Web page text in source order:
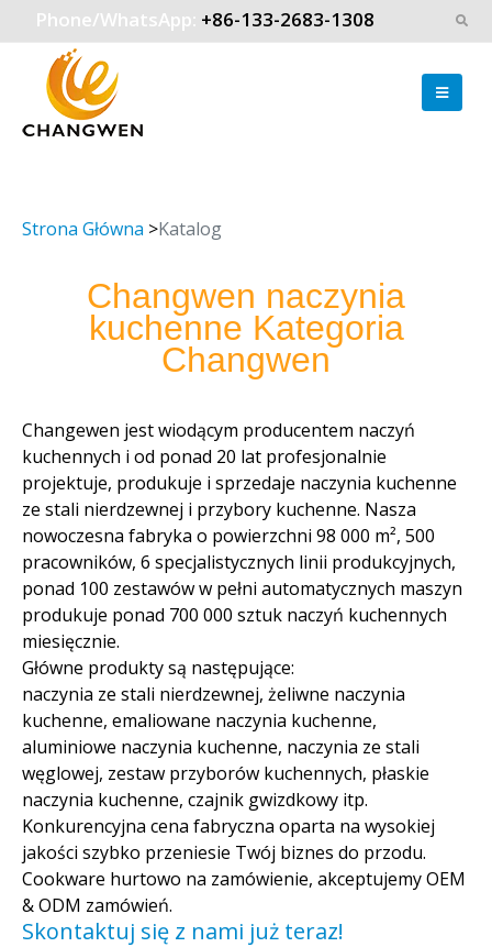
Phone/WhatsApp: +86-133-2683-1308
Strona Główna >Katalog
Changwen naczynia
kuchenne Kategoria
Changwen
Changewen jest wiodącym producentem naczyń
kuchennych i od ponad 20 lat profesjonalnie
projektuje, produkuje i sprzedaje naczynia kuchenne
ze stali nierdzewnej i przybory kuchenne. Nasza
nowoczesna fabryka o powierzchni 98 000 m², 500
pracowników, 6 specjalistycznych linii produkcyjnych,
ponad 100 zestawów w pełni automatycznych maszyn
produkuje ponad 700 000 sztuk naczyń kuchennych
miesięcznie.
Główne produkty są następujące:
naczynia ze stali nierdzewnej, żeliwne naczynia
kuchenne, emaliowane naczynia kuchenne,
aluminiowe naczynia kuchenne, naczynia ze stali
węglowej, zestaw przyborów kuchennych, płaskie
naczynia kuchenne, czajnik gwizdkowy itp.
Konkurencyjna cena fabryczna oparta na wysokiej
jakości szybko przeniesie Twój biznes do przodu.
Cookware hurtowo na zamówienie, akceptujemy OEM
& ODM zamówień.
Skontaktuj się z nami już teraz!